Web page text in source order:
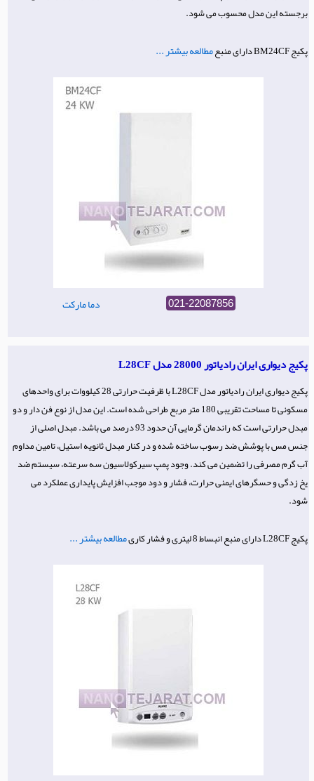
برجسته این مدل محسوب می شود.
پکیج BM24CF دارای منبع مطالعه بیشتر ...
دما مارکت 021-22087856
پکیج دیواری ایران رادیاتور 28000 مدل L28CF
پکیج دیواری ایران رادیاتور مدل L28CF با ظرفیت حرارتی 28 کیلووات برای واحدهای
مسکونی تا مساحت تقریبی 180 متر مربع طراحی شده است. این مدل از نوع فن دار و دو
مبدل حرارتی است که راندمان گرمایی آن حدود 93 درصد می باشد. مبدل اصلی از
جنس مس با پوشش ضد رسوب ساخته شده و در کنار مبدل ثانویه استیل، تامین مداوم
آب گرم مصرفی را تضمین می کند. وجود پمپ سیرکولاسیون سه سرعته، سیستم ضد
یخ زدگی و حسگرهای ایمنی حرارت، فشار و دود موجب افزایش پایداری عملکرد می
شود.
پکیج L28CF دارای منبع انبساط 8 لیتری و فشار کاری مطالعه بیشتر ...